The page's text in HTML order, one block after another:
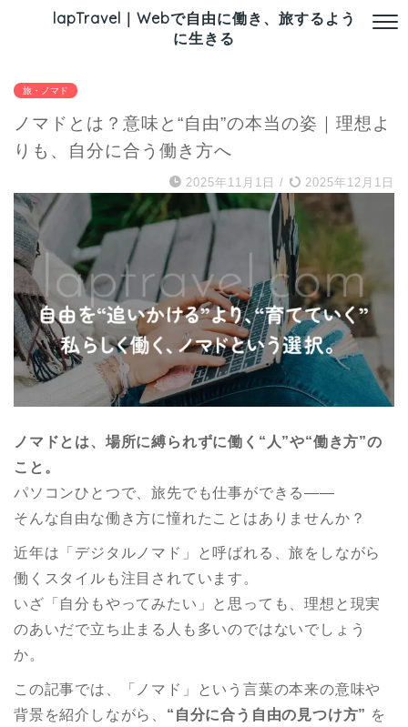
lapTravel｜Webで自由に働き、旅するよう
に生きる
旅・ノマド
ノマドとは？意味と“自由”の本当の姿｜理想よ
りも、自分に合う働き方へ
2025年11月1日 / 2025年12月1日
ノマドとは、場所に縛られずに働く“人”や“働き方”の
こと。
パソコンひとつで、旅先でも仕事ができる——
そんな自由な働き方に憧れたことはありませんか？
近年は「デジタルノマド」と呼ばれる、旅をしながら
働くスタイルも注目されています。
いざ「自分もやってみたい」と思っても、理想と現実
のあいだで立ち止まる人も多いのではないでしょう
か。
この記事では、「ノマド」という言葉の本来の意味や
背景を紹介しながら、 “自分に合う自由の見つけ方” を